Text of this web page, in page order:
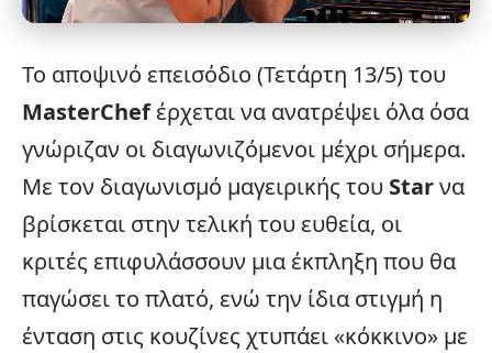
Το αποψινό επεισόδιο (Τετάρτη 13/5) του
MasterChef έρχεται να ανατρέψει όλα όσα
γνώριζαν οι διαγωνιζόμενοι μέχρι σήμερα.
Με τον διαγωνισμό μαγειρικής του Starνα
βρίσκεται στην τελική του ευθεία, οι
κριτές επιφυλάσσουν μια έκπληξη που θα
παγώσει το πλατό, ενώ την ίδια στιγμή η
ένταση στις κουζίνες χτυπάει «κόκκινο» με